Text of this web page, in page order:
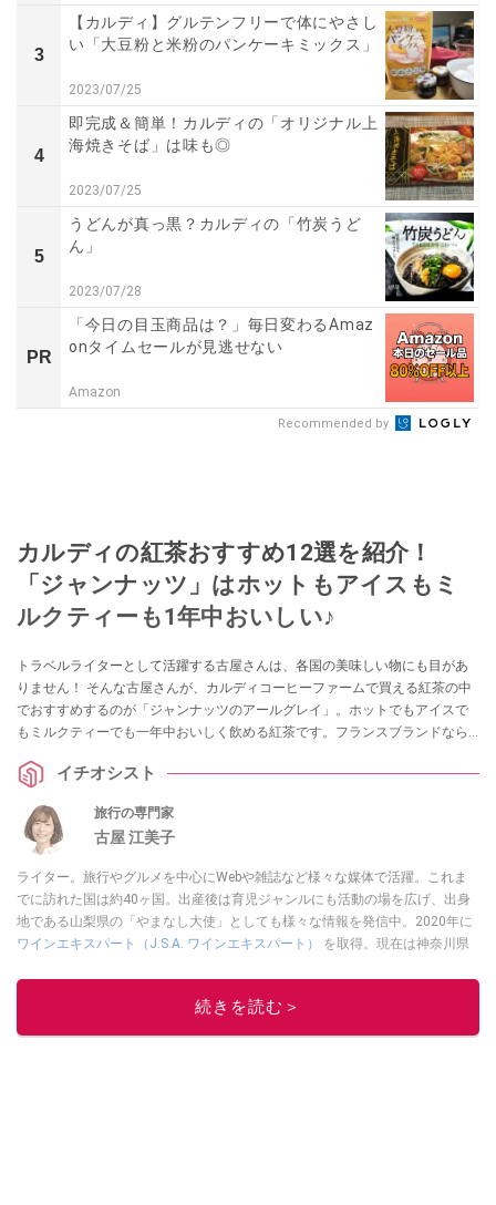
3
【カルディ】グルテンフリーで体にやさし
い「大豆粉と米粉のパンケーキミックス」
2023/07/25
4
即完成＆簡単！カルディの「オリジナル上
海焼きそば」は味も◎
2023/07/25
5
うどんが真っ黒？カルディの「竹炭うど
ん」
2023/07/28
PR
「今日の目玉商品は？」毎日変わるAmaz
onタイムセールが見逃せない
Amazon
Recommended by
カルディの紅茶おすすめ12選を紹介！
「ジャンナッツ」はホットもアイスもミ
ルクティーも1年中おいしい♪
トラベルライターとして活躍する古屋さんは、各国の美味しい物にも目があ
りません！ そんな古屋さんが、カルディコーヒーファームで買える紅茶の中
でおすすめするのが「ジャンナッツのアールグレイ」。ホットでもアイスで
もミルクティーでも一年中おいしく飲める紅茶です。フランスブランドなら
イチオシスト
旅行の専門家
古屋 江美子
ライター。旅行やグルメを中心にWebや雑誌など様々な媒体で活躍。これま
でに訪れた国は約40ヶ国。出産後は育児ジャンルにも活動の場を広げ、出身
地である山梨県の「やまなし大使」としても様々な情報を発信中。2020年に
ワインエキスパート（J.S.A. ワインエキスパート） を取得。現在は神奈川県
このイチオシストの他の記事を読む
続きを読む＞